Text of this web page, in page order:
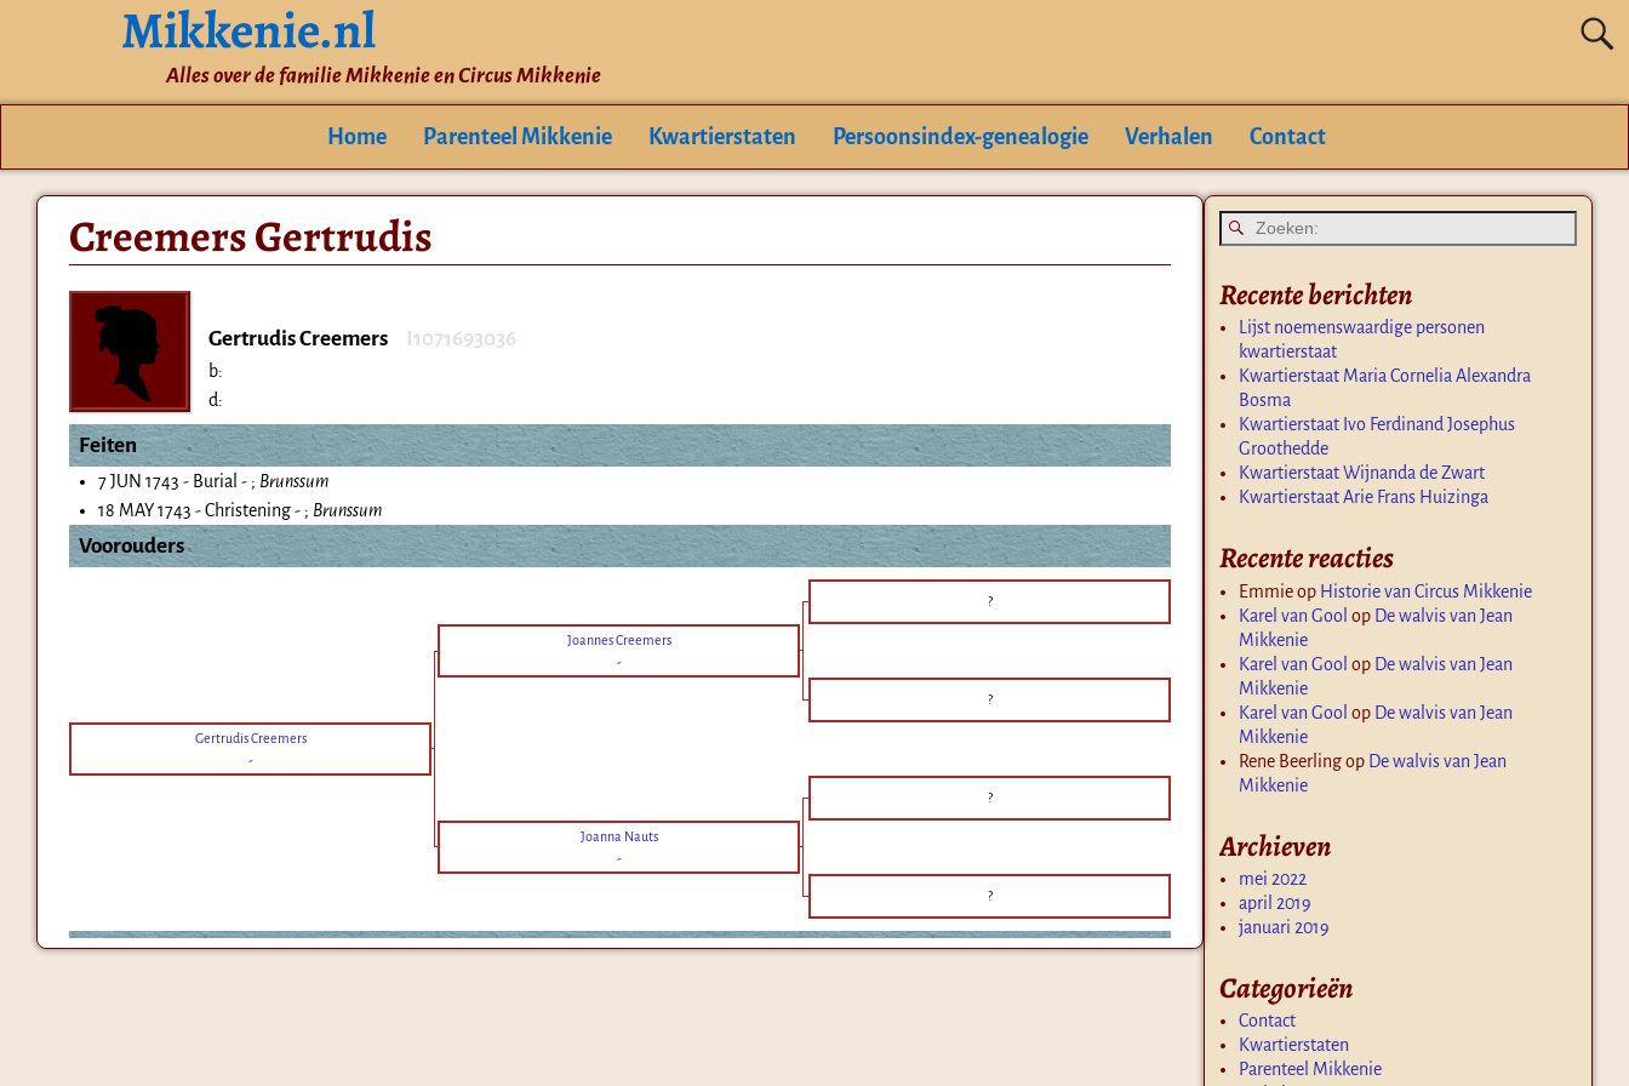
Mikkenie.nl
Alles over de familie Mikkenie en Circus Mikkenie
Home Parenteel Mikkenie Kwartierstaten Persoonsindex-genealogie Verhalen Contact
Creemers Gertrudis
Gertrudis Creemers I1071693036
b:
d:
Feiten
7 JUN 1743 - Burial - ; Brunssum
18 MAY 1743 - Christening - ; Brunssum
Voorouders
?
Joannes Creemers
-
?
Gertrudis Creemers
-
?
Joanna Nauts
-
?
Recente berichten
Lijst noemenswaardige personen
kwartierstaat
Kwartierstaat Maria Cornelia Alexandra
Bosma
Kwartierstaat Ivo Ferdinand Josephus
Groothedde
Kwartierstaat Wijnanda de Zwart
Kwartierstaat Arie Frans Huizinga
Recente reacties
Emmieop Historie van Circus Mikkenie
Karel van Gool op De walvis van Jean
Mikkenie
Karel van Gool op De walvis van Jean
Mikkenie
Karel van Gool op De walvis van Jean
Mikkenie
Rene Beerlingop De walvis van Jean
Mikkenie
Archieven
mei 2022
april 2019
januari 2019
Categorieën
Contact
Kwartierstaten
Parenteel Mikkenie